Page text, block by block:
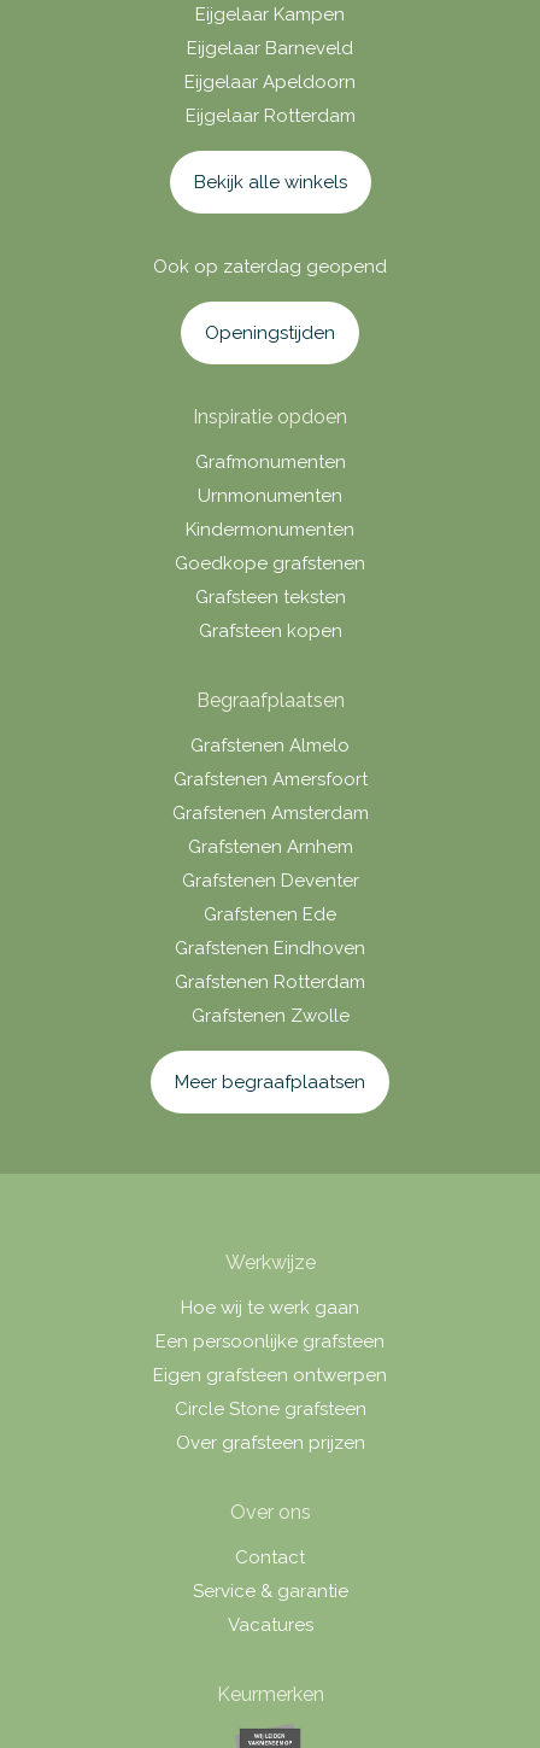
Eijgelaar Kampen
Eijgelaar Barneveld
Eijgelaar Apeldoorn
Eijgelaar Rotterdam
Bekijk alle winkels
Ook op zaterdag geopend
Openingstijden
Inspiratie opdoen
Grafmonumenten
Urnmonumenten
Kindermonumenten
Goedkope grafstenen
Grafsteen teksten
Grafsteen kopen
Begraafplaatsen
Grafstenen Almelo
Grafstenen Amersfoort
Grafstenen Amsterdam
Grafstenen Arnhem
Grafstenen Deventer
Grafstenen Ede
Grafstenen Eindhoven
Grafstenen Rotterdam
Grafstenen Zwolle
Meer begraafplaatsen
Werkwijze
Hoe wij te werk gaan
Een persoonlijke grafsteen
Eigen grafsteen ontwerpen
Circle Stone grafsteen
Over grafsteen prijzen
Over ons
Contact
Service & garantie
Vacatures
Keurmerken